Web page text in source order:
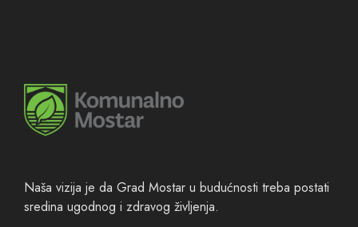
Naša vizija je da Grad Mostar u budućnosti treba postati
sredina ugodnog i zdravog življenja.